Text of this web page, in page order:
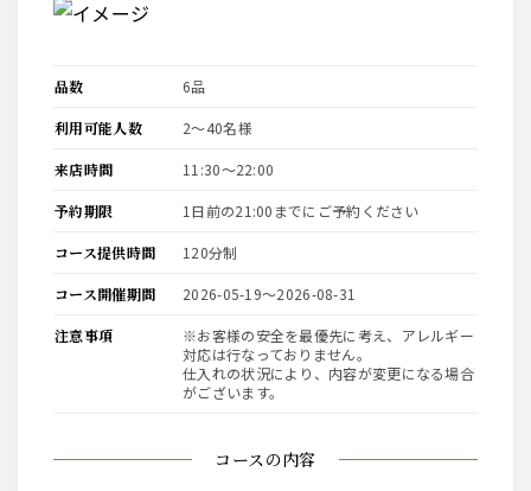
コースの内容
品数 6品
利用可能人数 2〜40名様
来店時間 11:30〜22:00
予約期限 1日前の21:00までにご予約ください
コース提供時間 120分制
コース開催期間 2026-05-19〜2026-08-31
注意事項
※お客様の安全を最優先に考え、アレルギー
対応は行なっておりません。
仕入れの状況により、内容が変更になる場合
がございます。